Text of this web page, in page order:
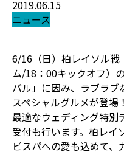
2019.06.15
ニュース
6/16（日）柏レイソル戦
ム/18：00キックオフ）
バル」に因み、ラブラ
スペシャルグルメが登場
最適なウェディング特別
受付も行います。柏レイ
ビスパへの愛も込めて、